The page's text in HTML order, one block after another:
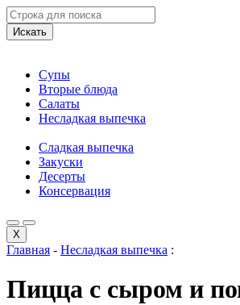
Искать
Супы
Вторые блюда
Салаты
Несладкая выпечка
Сладкая выпечка
Закуски
Десерты
Консервация
X
Главная - Несладкая выпечка :
Пицца с сыром и